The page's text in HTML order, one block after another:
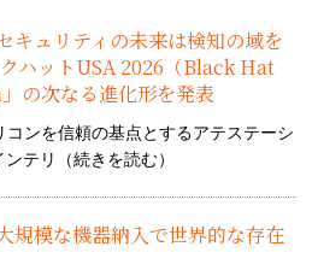
キュリティの未来は検知の域を
ハットUSA 2026（Black Hat
の次なる進化形を発表
ンを信頼の基点とするアテステーシ
ンテリ（続きを読む）
規模な機器納入で世界的な存在